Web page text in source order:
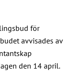
för
avvisades av
den 14 april.